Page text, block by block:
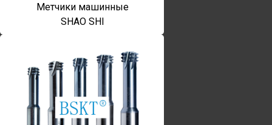
Метчики машинные
SHAO SHI